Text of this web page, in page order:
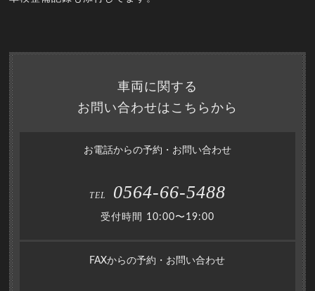
車両に関する
お問い合わせはこちらから
お電話からの予約・お問い合わせ
TEL 0564-66-5488
受付時間 10:00〜19:00
FAXからの予約・お問い合わせ